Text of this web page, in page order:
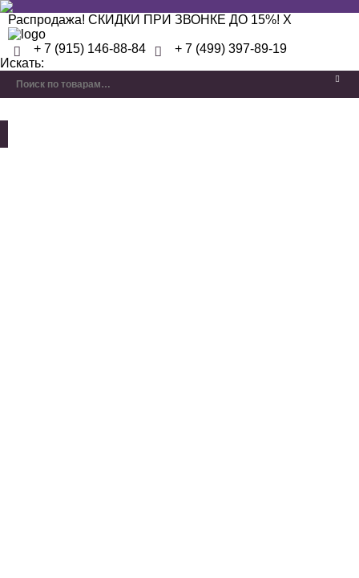
Распродажа! СКИДКИ ПРИ ЗВОНКЕ ДО 15%! X
+ 7 (915) 146-88-84
+ 7 (499) 397-89-19
Искать: